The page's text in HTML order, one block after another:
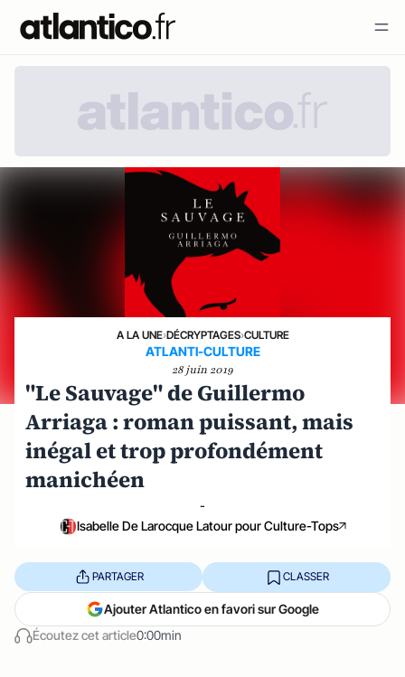
A LA UNE›DÉCRYPTAGES›CULTURE
ATLANTI-CULTURE
28 juin 2019
"Le Sauvage" de Guillermo
Arriaga : roman puissant, mais
inégal et trop profondément
manichéen
-
Isabelle De Larocque Latour pour Culture-Tops
Écoutez cet article0:00min
PARTAGER CLASSER
Ajouter Atlantico en favori sur Google